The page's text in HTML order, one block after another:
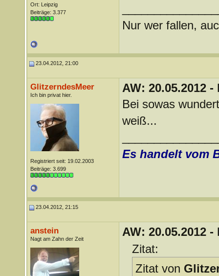
Ort: Leipzig
Beiträge: 3.377
Nur wer fallen,
23.04.2012, 21:00
GlitzerndesMeer
Ich bin privat hier.
Registriert seit: 19.02.2003
Beiträge: 3.699
AW: 20.05.2012
Bei sowas
weiß...
Es handelt vom
23.04.2012, 21:15
anstein
Nagt am Zahn der Zeit
AW: 20.05.2012
Zitat:
Zitat von